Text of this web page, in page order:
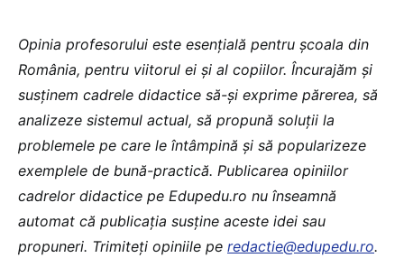
Opinia profesorului este esențială pentru școala din
România, pentru viitorul ei și al copiilor. Încurajăm și
susținem cadrele didactice să-și exprime părerea, să
analizeze sistemul actual, să propună soluții la
problemele pe care le întâmpină și să popularizeze
exemplele de bună-practică. Publicarea opiniilor
cadrelor didactice pe Edupedu.ro nu înseamnă
automat că publicația susține aceste idei sau
propuneri. Trimiteți opiniile pe redactie@edupedu.ro.